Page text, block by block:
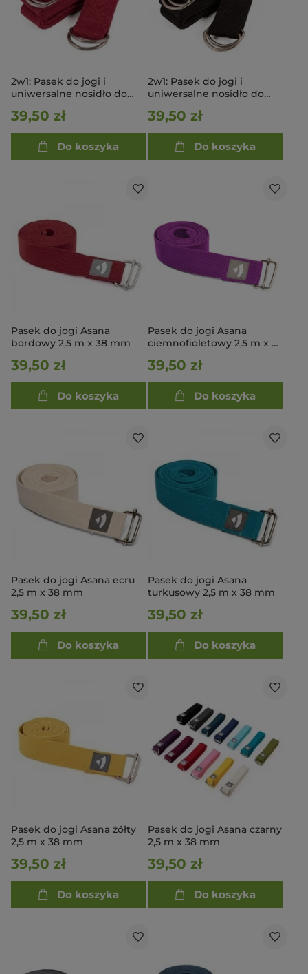
2w1: Pasek do jogi i
uniwersalne nosidło do
39,50 zł
Do koszyka
2w1: Pasek do jogi i
uniwersalne nosidło do
39,50 zł
Do koszyka
Pasek do jogi Asana
bordowy 2,5 m x 38 mm
39,50 zł
Do koszyka
Pasek do jogi Asana
ciemnofioletowy 2,5 m x 38
39,50 zł
Do koszyka
Pasek do jogi Asana ecru
2,5 m x 38 mm
39,50 zł
Do koszyka
Pasek do jogi Asana
turkusowy 2,5 m x 38 mm
39,50 zł
Do koszyka
Pasek do jogi Asana żółty
2,5 m x 38 mm
39,50 zł
Do koszyka
Pasek do jogi Asana czarny
2,5 m x 38 mm
39,50 zł
Do koszyka